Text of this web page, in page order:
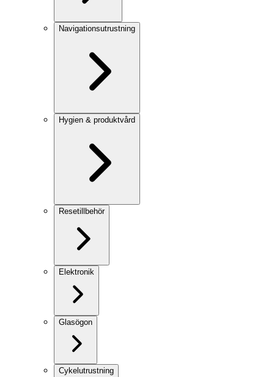
Navigationsutrustning
Hygien & produktvård
Resetillbehör
Elektronik
Glasögon
Cykelutrustning